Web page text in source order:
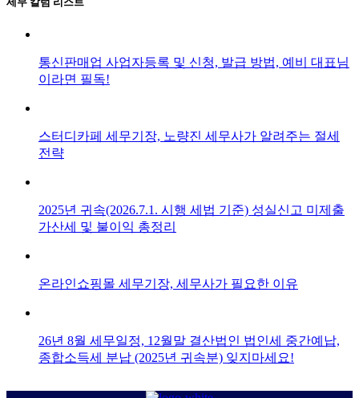
통신판매업 사업자등록 및 신청, 발급 방법, 예비 대표님
이라면 필독!
스터디카페 세무기장, 노량진 세무사가 알려주는 절세
전략
2025년 귀속(2026.7.1. 시행 세법 기준) 성실신고 미제출
가산세 및 불이익 총정리
온라인쇼핑몰 세무기장, 세무사가 필요한 이유
26년 8월 세무일정, 12월말 결산법인 법인세 중간예납,
종합소득세 분납 (2025년 귀속분) 잊지마세요!